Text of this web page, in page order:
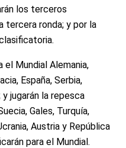
los terceros
tercera ronda; y por la
el Mundial Alemania,
España, Serbia,
jugarán la repesca
Gales, Turquía,
Austria y República
para el Mundial.